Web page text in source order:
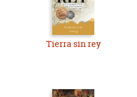
Tierra sin rey